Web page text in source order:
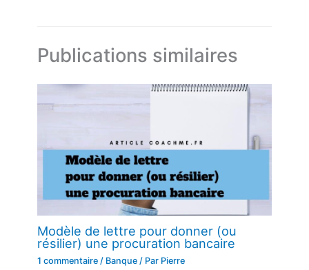
Publications similaires
Modèle de lettre pour donner (ou
résilier) une procuration bancaire
1 commentaire / Banque / Par Pierre